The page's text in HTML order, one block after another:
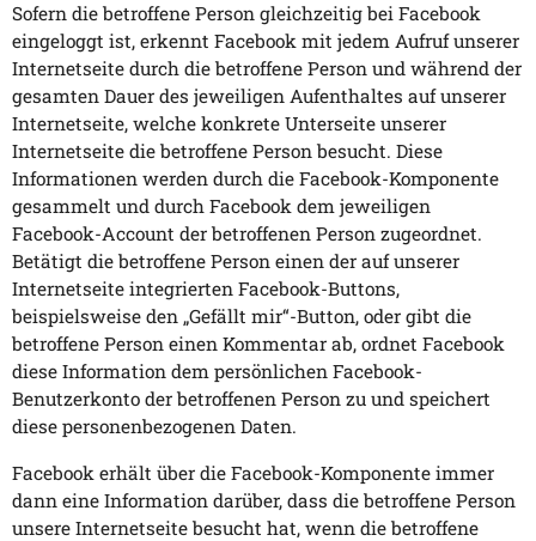
Sofern die betroffene Person gleichzeitig bei Facebook
eingeloggt ist, erkennt Facebook mit jedem Aufruf unserer
Internetseite durch die betroffene Person und während der
gesamten Dauer des jeweiligen Aufenthaltes auf unserer
Internetseite, welche konkrete Unterseite unserer
Internetseite die betroffene Person besucht. Diese
Informationen werden durch die Facebook-Komponente
gesammelt und durch Facebook dem jeweiligen
Facebook-Account der betroffenen Person zugeordnet.
Betätigt die betroffene Person einen der auf unserer
Internetseite integrierten Facebook-Buttons,
beispielsweise den „Gefällt mir“-Button, oder gibt die
betroffene Person einen Kommentar ab, ordnet Facebook
diese Information dem persönlichen Facebook-
Benutzerkonto der betroffenen Person zu und speichert
diese personenbezogenen Daten.
Facebook erhält über die Facebook-Komponente immer
dann eine Information darüber, dass die betroffene Person
unsere Internetseite besucht hat, wenn die betroffene